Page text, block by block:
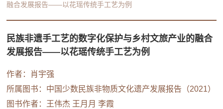
融合发展报告——以花瑶传统手工艺为例
民族非遗手工艺的数字化保护与乡村文旅产业的融合
发展报告——以花瑶传统手工艺为例
作者： 肖宇强
所属图书： 中国少数民族非物质文化遗产发展报告（2021）
图书作者： 王伟杰 王月月 李霞